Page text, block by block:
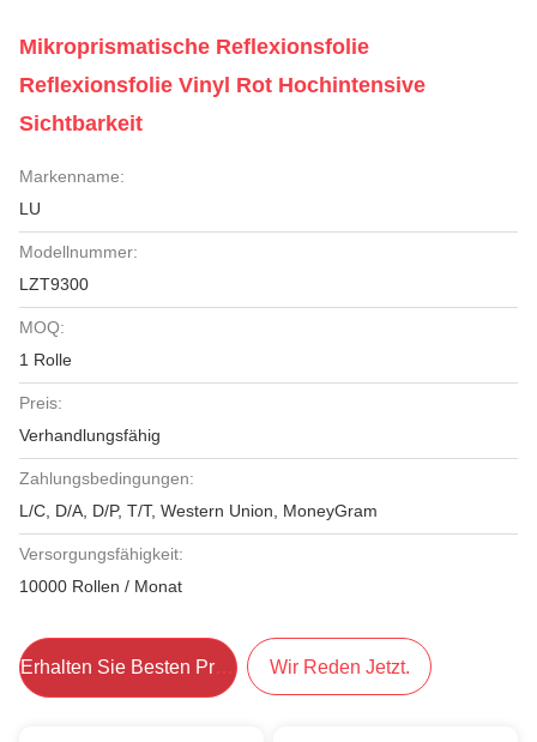
Mikroprismatische Reflexionsfolie
Reflexionsfolie Vinyl Rot Hochintensive
Sichtbarkeit
Markenname:
LU
Modellnummer:
LZT9300
MOQ:
1 Rolle
Preis:
Verhandlungsfähig
Zahlungsbedingungen:
L/C, D/A, D/P, T/T, Western Union, MoneyGram
Versorgungsfähigkeit:
10000 Rollen / Monat
Erhalten Sie Besten Preis Wir Reden Jetzt.